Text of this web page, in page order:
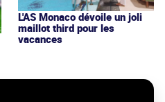
L'AS Monaco dévoile un joli
maillot third pour les
vacances